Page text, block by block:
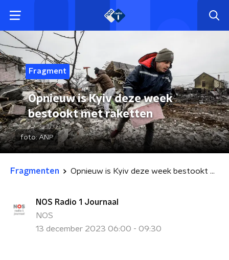
Fragment
Opnieuw is Kyiv deze week
bestookt met raketten
foto:ANP
Fragmenten Opnieuw is Kyiv deze week bestookt met raketten
NOS Radio 1 Journaal
NOS
13 december 2023 06:00 - 09:30